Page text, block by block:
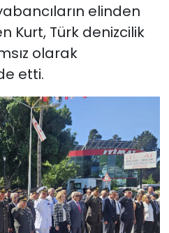
elinden
Kurt, Türk denizcilik
olarak
etti.